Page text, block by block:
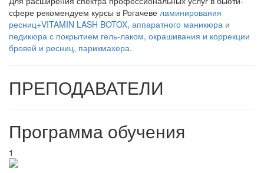
сфере рекомендуем курсы в Рогачеве ламинирования
ресниц+VITAMIN LASH BOTOX, аппаратного маникюра и
педикюра с покрытием гель-лаком, окрашивания и коррекции
бровей и ресниц, парикмахера.
ПРЕПОДАВАТЕЛИ
Программа обучения
1